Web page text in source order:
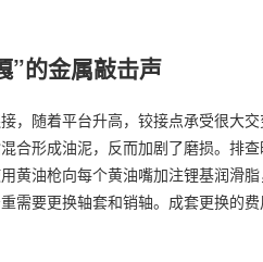
”的金属敲击声
，随着平台升高，铰接点承受很大
合形成油泥，反而加剧了磨损。排
黄油枪向每个黄油嘴加注锂基润滑
需要更换轴套和销轴。成套更换的